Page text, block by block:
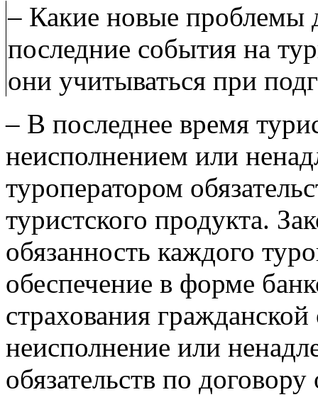
– Какие новые проблемы
последние события на
они учитываться при
– В последнее время
неисполнением или
туроператором
туристского продукта.
обязанность каждого
обеспечение в форме
страхования гражданской
неисполнение или
обязательств по